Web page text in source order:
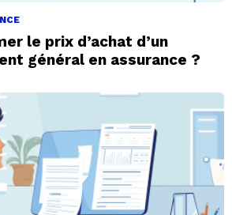
le prix d’achat d’un
général en assurance ?